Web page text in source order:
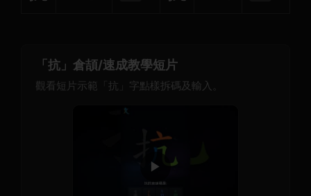
「抗」倉頡/速成教學短片
觀看短片示範「抗」字點樣拆碼及輸入。
▶